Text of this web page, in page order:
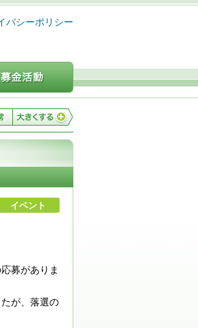
バシーポリシー
イベント
募がありま
が、落選の